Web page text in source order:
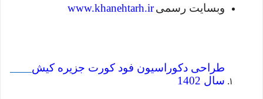
وبسایت رسمیwww.khanehtarh.ir
طراحی دکوراسیون فود کورت جزیره کیش
سال 1402